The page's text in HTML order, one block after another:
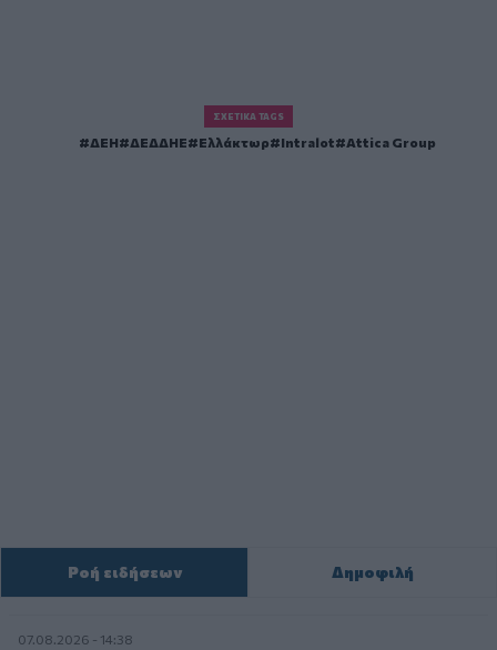
ΣΧΕΤΙΚΆ TAGS
ΔΕΗ ΔΕΔΔΗΕ Ελλάκτωρ Intralot Attica Group
Ροή ειδήσεων Δημοφιλή
07.08.2026 - 14:38